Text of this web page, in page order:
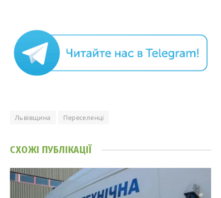
Львівщина Переселенці
СХОЖІ ПУБЛІКАЦІЇ